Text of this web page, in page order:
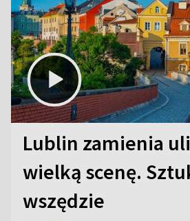
Lublin zamienia
wielką scenę.
wszędzie